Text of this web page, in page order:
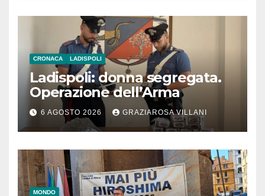
CRONACA LADISPOLI
Ladispoli: donna segregata.
Operazione dell’Arma
6 AGOSTO 2026 GRAZIAROSA VILLANI
MONDO